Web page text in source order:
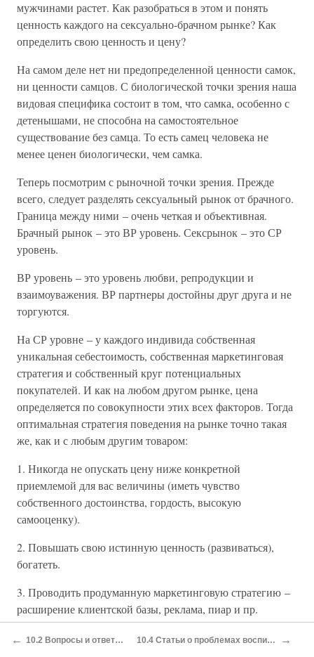
мужчинами растет. Как разобраться в этом и понять
ценность каждого на сексуально-брачном рынке? Как
определить свою ценность и цену?
На самом деле нет ни предопределенной ценности самок,
ни ценности самцов. С биологической точки зрения наша
видовая специфика состоит в том, что самка, особенно с
детенышами, не способна на самостоятельное
существование без самца. То есть самец человека не
менее ценен биологически, чем самка.
Теперь посмотрим с рыночной точки зрения. Прежде
всего, следует разделять сексуальный рынок от брачного.
Граница между ними – очень четкая и объективная.
Брачный рынок – это ВР уровень. Сексрынок – это СР
уровень.
ВР уровень – это уровень любви, репродукции и
взаимоуважения. ВР партнеры достойны друг друга и не
торгуются.
На СР уровне – у каждого индивида собственная
уникальная себестоимость, собственная маркетинговая
стратегия и собственный круг потенциальных
покупателей. И как на любом другом рынке, цена
определяется по совокупности этих всех факторов. Тогда
оптимальная стратегия поведения на рынке точно такая
же, как и с любым другим товаром:
1. Никогда не опускать цену ниже конкретной
приемлемой для вас величины (иметь чувство
собственного достоинства, гордость, высокую
самооценку).
2. Повышать свою истинную ценность (развиваться),
богатеть.
3. Проводить продуманную маркетинговую стратегию –
расширение клиентской базы, реклама, пиар и пр.
Все это актуально независимо от возраста. Но у молодых
← 10.2 Вопросы и ответы с женского форума 10.4 Статьи о проблемах воспитания и личностного роста →